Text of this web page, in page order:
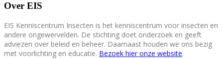
Over EIS
EIS Kenniscentrum Insecten is het kenniscentrum voor insecten en
andere ongewervelden. De stichting doet onderzoek en geeft
adviezen over beleid en beheer. Daarnaast houden we ons bezig
met voorlichting en educatie. Bezoek hier onze website.